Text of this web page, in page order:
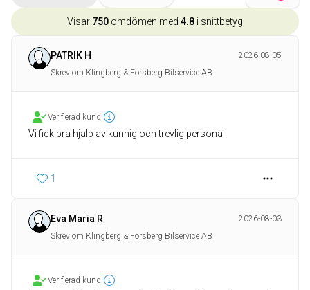
Visar 750 omdömen med 4.8 i snittbetyg
PATRIK H
2026-08-05
Skrev om Klingberg & Forsberg Bilservice AB
Verifierad kund
Vi fick bra hjälp av kunnig och trevlig personal
1
Eva Maria R
2026-08-03
Skrev om Klingberg & Forsberg Bilservice AB
Verifierad kund